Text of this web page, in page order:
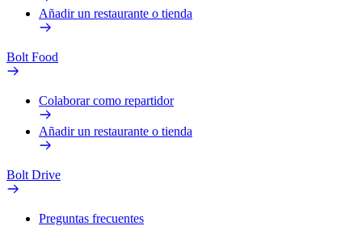
Añadir un restaurante o tienda
Bolt Food
Colaborar como repartidor
Añadir un restaurante o tienda
Bolt Drive
Preguntas frecuentes